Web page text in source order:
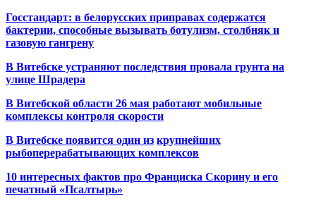
Госстандарт: в белорусских приправах содержатся
бактерии, способные вызывать ботулизм, столбняк и
газовую гангрену
В Витебске устраняют последствия провала грунта на
улице Шрадера
В Витебской области 26 мая работают мобильные
комплексы контроля скорости
В Витебске появится один из крупнейших
рыбоперерабатывающих комплексов
10 интересных фактов про Франциска Скорину и его
печатный «Псалтырь»